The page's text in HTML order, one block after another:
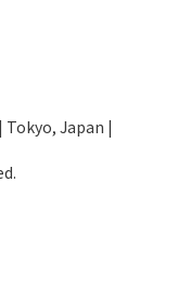
Tokyo, Japan |